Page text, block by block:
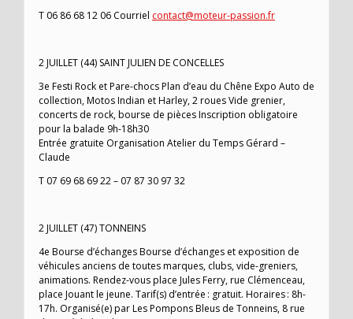
T 06 86 68 12 06 Courriel contact@moteur-passion.fr
2 JUILLET (44) SAINT JULIEN DE CONCELLES
3e Festi Rock et Pare-chocs Plan d’eau du Chêne Expo Auto de
collection, Motos Indian et Harley, 2 roues Vide grenier,
concerts de rock, bourse de pièces Inscription obligatoire
pour la balade 9h-18h30
Entrée gratuite Organisation Atelier du Temps Gérard –
Claude
T 07 69 68 69 22 – 07 87 30 97 32
2 JUILLET (47) TONNEINS
4e Bourse d’échanges Bourse d’échanges et exposition de
véhicules anciens de toutes marques, clubs, vide-greniers,
animations. Rendez-vous place Jules Ferry, rue Clémenceau,
place Jouant le jeune. Tarif(s) d’entrée : gratuit. Horaires : 8h-
17h. Organisé(e) par Les Pompons Bleus de Tonneins, 8 rue